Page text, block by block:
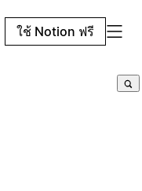
ใช้ Notion ฟรี